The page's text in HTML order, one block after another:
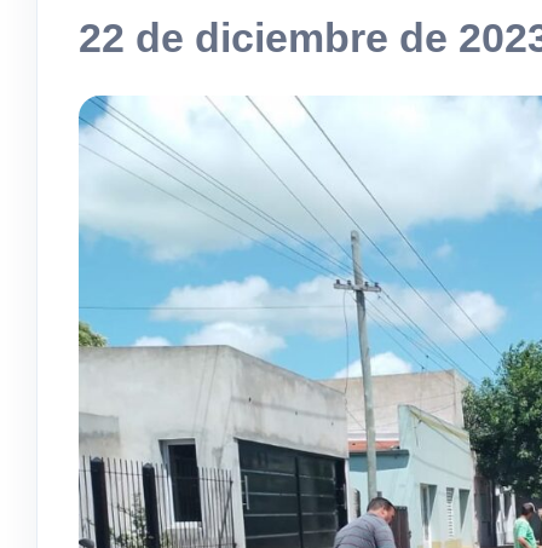
22 de diciembre de